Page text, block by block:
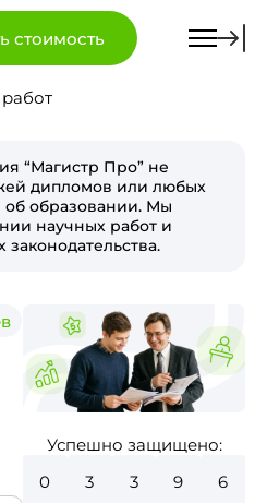
стоимость
“Магистр Про” не
дипломов или любых
об образовании. Мы
научных работ и
Успешно защищено:
2
4
8
3
0